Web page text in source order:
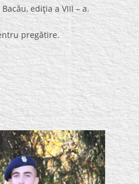
ediţia a VIII – a.
pregătire.